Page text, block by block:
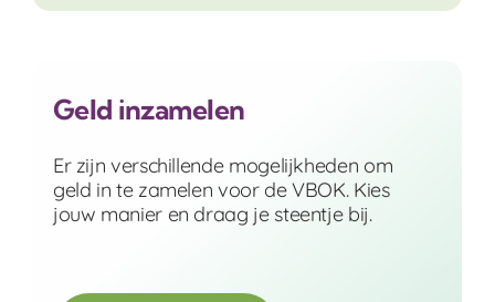
Geld inzamelen
Er zijn verschillende mogelijkheden om
geld in te zamelen voor de VBOK. Kies
jouw manier en draag je steentje bij.